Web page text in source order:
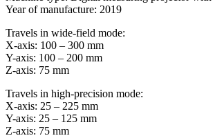
Year of manufacture: 2019
Travels in wide-field mode:
X-axis: 100 – 300 mm
Y-axis: 100 – 200 mm
Z-axis: 75 mm
Travels in high-precision mode:
X-axis: 25 – 225 mm
Y-axis: 25 – 125 mm
Z-axis: 75 mm